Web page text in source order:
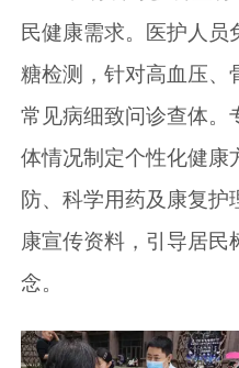
民健康需求。医护人员
糖检测，针对高血压、
常见病细致问诊查体。
体情况制定个性化健康
防、科学用药及康复护
康宣传资料，引导居民
念。